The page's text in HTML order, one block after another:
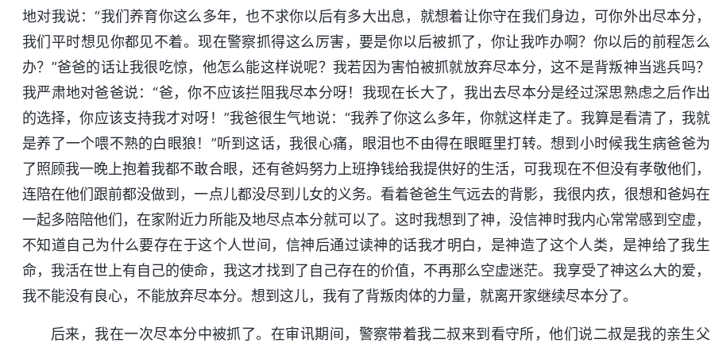
地对我说：“我们养育你这么多年，也不求你以后有多大出息，就想着让你守在我们身边，可你外出尽本分，
我们平时想见你都见不着。现在警察抓得这么厉害，要是你以后被抓了，你让我咋办啊？你以后的前程怎么
办？”爸爸的话让我很吃惊，他怎么能这样说呢？我若因为害怕被抓就放弃尽本分，这不是背叛神当逃兵吗？
我严肃地对爸爸说：“爸，你不应该拦阻我尽本分呀！我现在长大了，我出去尽本分是经过深思熟虑之后作出
的选择，你应该支持我才对呀！”我爸很生气地说：“我养了你这么多年，你就这样走了。我算是看清了，我就
是养了一个喂不熟的白眼狼！”听到这话，我很心痛，眼泪也不由得在眼眶里打转。想到小时候我生病爸爸为
了照顾我一晚上抱着我都不敢合眼，还有爸妈努力上班挣钱给我提供好的生活，可我现在不但没有孝敬他们，
连陪在他们跟前都没做到，一点儿都没尽到儿女的义务。看着爸爸生气远去的背影，我很内疚，很想和爸妈在
一起多陪陪他们，在家附近力所能及地尽点本分就可以了。这时我想到了神，没信神时我内心常常感到空虚，
不知道自己为什么要存在于这个人世间，信神后通过读神的话我才明白，是神造了这个人类，是神给了我生
命，我活在世上有自己的使命，我这才找到了自己存在的价值，不再那么空虚迷茫。我享受了神这么大的爱，
我不能没有良心，不能放弃尽本分。想到这儿，我有了背叛肉体的力量，就离开家继续尽本分了。
后来，我在一次尽本分中被抓了。在审讯期间，警察带着我二叔来到看守所，他们说二叔是我的亲生父